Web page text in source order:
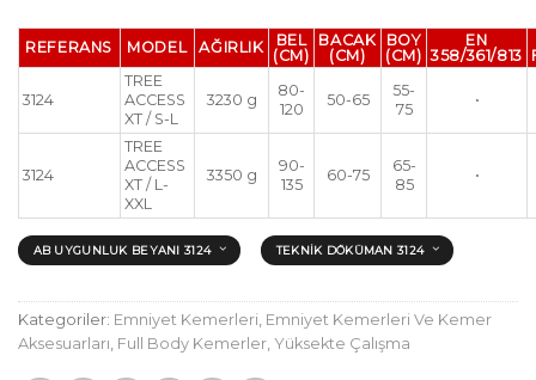
REFERANS MODEL AĞIRLIK
BEL
(CM)
BACAK
(CM)
BOY
(CM)
EN
358/361/813
3124
TREE
ACCESS
XT / S-L
3230 g
80-
120
50-65
55-
75
•
3124
TREE
ACCESS
XT / L-
XXL
3350 g
90-
135
60-75
65-
85
•
AB UYGUNLUK BEYANI 3124 TEKNIK DÖKÜMAN 3124
Kategoriler: Emniyet Kemerleri, Emniyet Kemerleri Ve Kemer
Aksesuarları, Full Body Kemerler, Yüksekte Çalışma